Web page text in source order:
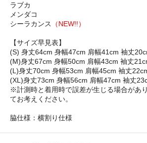
ラブカ
メンダコ
シーラカンス
（NEW!!）
【サイズ早見表】
(S) 身丈64cm 身幅47cm 肩幅41cm 袖丈
(M)身丈67cm 身幅50cm 肩幅43cm 袖丈
(L)身丈70cm 身幅53cm 肩幅45cm 袖丈
(XL)身丈73cm 身幅56cm 肩幅47cm 袖丈
※計測時と着用時で誤差が生じる場合があ
てお考えください。
脇仕様：横割り仕様